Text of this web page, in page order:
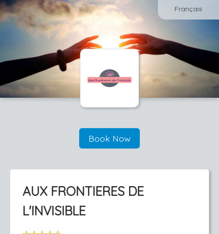
Français
Book Now
AUX FRONTIERES DE
L'INVISIBLE